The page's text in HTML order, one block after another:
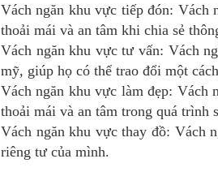
Vách ngăn khu vực tiếp đón: Vách
thoải mái và an tâm khi chia sẻ
Vách ngăn khu vực tư vấn: Vách
mỹ, giúp họ có thể trao đổi một
Vách ngăn khu vực làm đẹp: Vách
thoải mái và an tâm trong quá trình
Vách ngăn khu vực thay đồ: Vách
riêng tư của mình.